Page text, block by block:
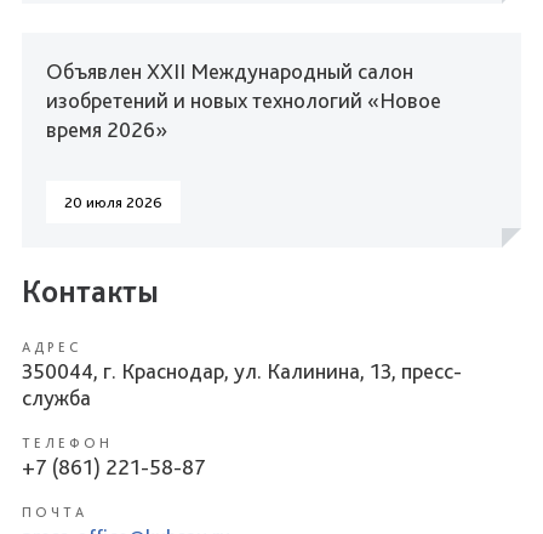
Объявлен XXII Международный салон
изобретений и новых технологий «Новое
время 2026»
20 июля 2026
Контакты
АДРЕС
350044, г. Краснодар, ул. Калинина, 13, пресс-
служба
ТЕЛЕФОН
+7 (861) 221-58-87
ПОЧТА